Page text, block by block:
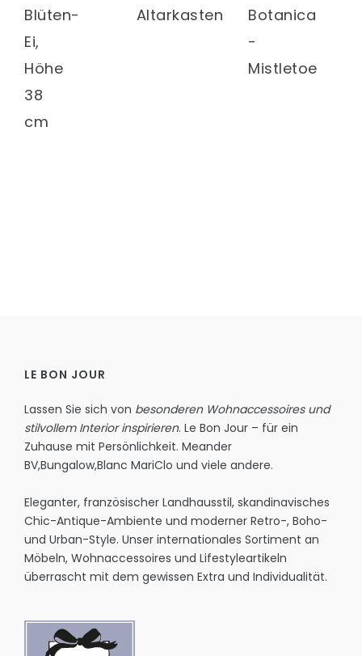
Blüten-
Ei,
Höhe
38
cm
Altarkasten
Botanica
-
Mistletoe
LE BON JOUR
Lassen Sie sich von besonderen Wohnaccessoires und
stilvollem Interior inspirieren. Le Bon Jour – für ein
Zuhause mit Persönlichkeit. Meander
BV,Bungalow,Blanc MariClo und viele andere.
Eleganter, französischer Landhausstil, skandinavisches
Chic-Antique-Ambiente und moderner Retro-, Boho-
und Urban-Style. Unser internationales Sortiment an
Möbeln, Wohnaccessoires und Lifestyleartikeln
überrascht mit dem gewissen Extra und Individualität.